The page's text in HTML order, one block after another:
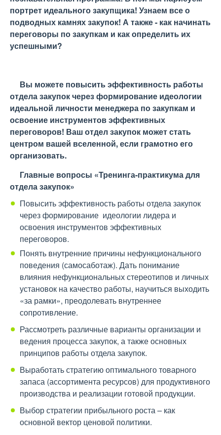
портрет идеального закупщика! Узнаем все о
подводных камнях закупок! А также - как начинать
переговоры по закупкам и как определить их
успешными?
Вы можете повысить эффективность работы
отдела закупок через формирование идеологии
идеальной личности менеджера по закупкам и
освоение инструментов эффективных
переговоров! Ваш отдел закупок может стать
центром вашей вселенной, если грамотно его
организовать.
Главные вопросы «Тренинга-практикума для
отдела закупок»
Повысить эффективность работы отдела закупок
через формирование идеологии лидера и
освоения инструментов эффективных
переговоров.
Понять внутренние причины нефункционального
поведения (самосаботаж). Дать понимание
влияния нефункциональных стереотипов и личных
установок на качество работы, научиться выходить
«за рамки», преодолевать внутреннее
сопротивление.
Рассмотреть различные варианты организации и
ведения процесса закупок, а также основных
принципов работы отдела закупок.
Выработать стратегию оптимального товарного
запаса (ассортимента ресурсов) для продуктивного
производства и реализации готовой продукции.
Выбор стратегии прибыльного роста – как
основной вектор ценовой политики.